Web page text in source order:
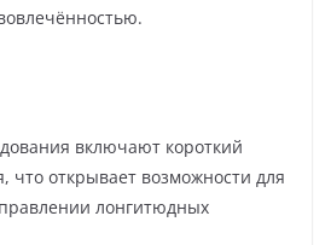
включают короткий
что открывает возможности для
лонгитюдных